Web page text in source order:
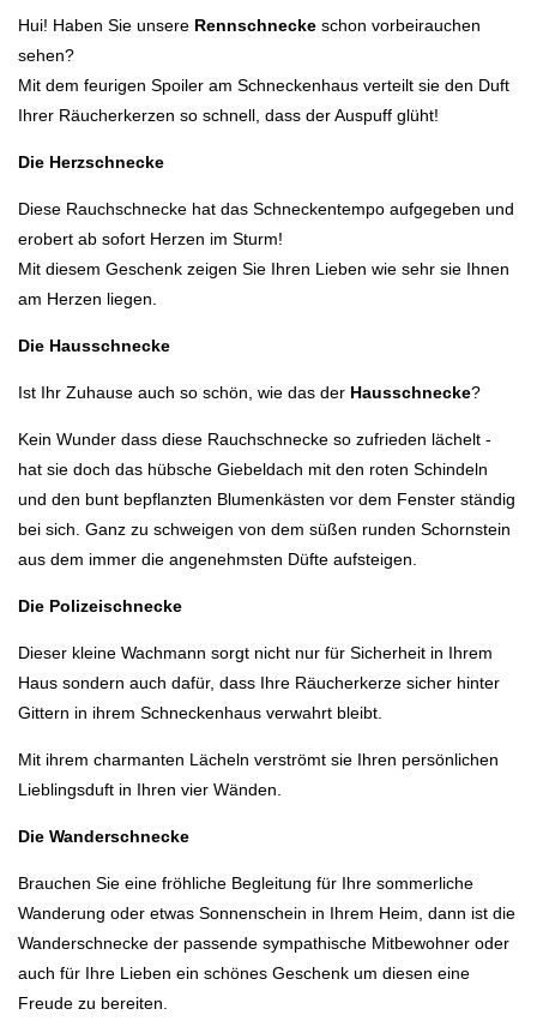
Hui! Haben Sie unsere Rennschnecke schon vorbeirauchen
sehen?
Mit dem feurigen Spoiler am Schneckenhaus verteilt sie den Duft
Ihrer Räucherkerzen so schnell, dass der Auspuff glüht!
Die Herzschnecke
Diese Rauchschnecke hat das Schneckentempo aufgegeben und
erobert ab sofort Herzen im Sturm!
Mit diesem Geschenk zeigen Sie Ihren Lieben wie sehr sie Ihnen
am Herzen liegen.
Die Hausschnecke
Ist Ihr Zuhause auch so schön, wie das der Hausschnecke?
Kein Wunder dass diese Rauchschnecke so zufrieden lächelt -
hat sie doch das hübsche Giebeldach mit den roten Schindeln
und den bunt bepflanzten Blumenkästen vor dem Fenster ständig
bei sich. Ganz zu schweigen von dem süßen runden Schornstein
aus dem immer die angenehmsten Düfte aufsteigen.
Die Polizeischnecke
Dieser kleine Wachmann sorgt nicht nur für Sicherheit in Ihrem
Haus sondern auch dafür, dass Ihre Räucherkerze sicher hinter
Gittern in ihrem Schneckenhaus verwahrt bleibt.
Mit ihrem charmanten Lächeln verströmt sie Ihren persönlichen
Lieblingsduft in Ihren vier Wänden.
Die Wanderschnecke
Brauchen Sie eine fröhliche Begleitung für Ihre sommerliche
Wanderung oder etwas Sonnenschein in Ihrem Heim, dann ist die
Wanderschnecke der passende sympathische Mitbewohner oder
auch für Ihre Lieben ein schönes Geschenk um diesen eine
Freude zu bereiten.